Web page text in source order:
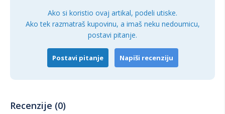
Ako si koristio ovaj artikal, podeli utiske.
Ako tek razmatraš kupovinu, a imaš neku nedoumicu,
postavi pitanje.
Postavi pitanje Napiši recenziju
Recenzije (0)